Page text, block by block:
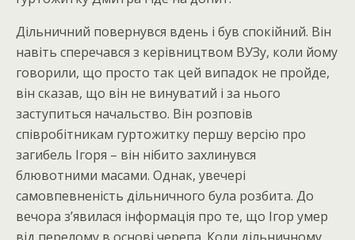
Дільничний повернувся вдень і був спокійний. Він
навіть сперечався з керівництвом ВУЗу, коли йому
говорили, що просто так цей випадок не пройде,
він сказав, що він не винуватий і за нього
заступиться начальство. Він розповів
співробітникам гуртожитку першу версію про
загибель Ігоря – він нібито захлинувся
блювотними масами. Однак, увечері
самовпевненість дільничного була розбита. До
вечора з’явилася інформація про те, що Ігор умер